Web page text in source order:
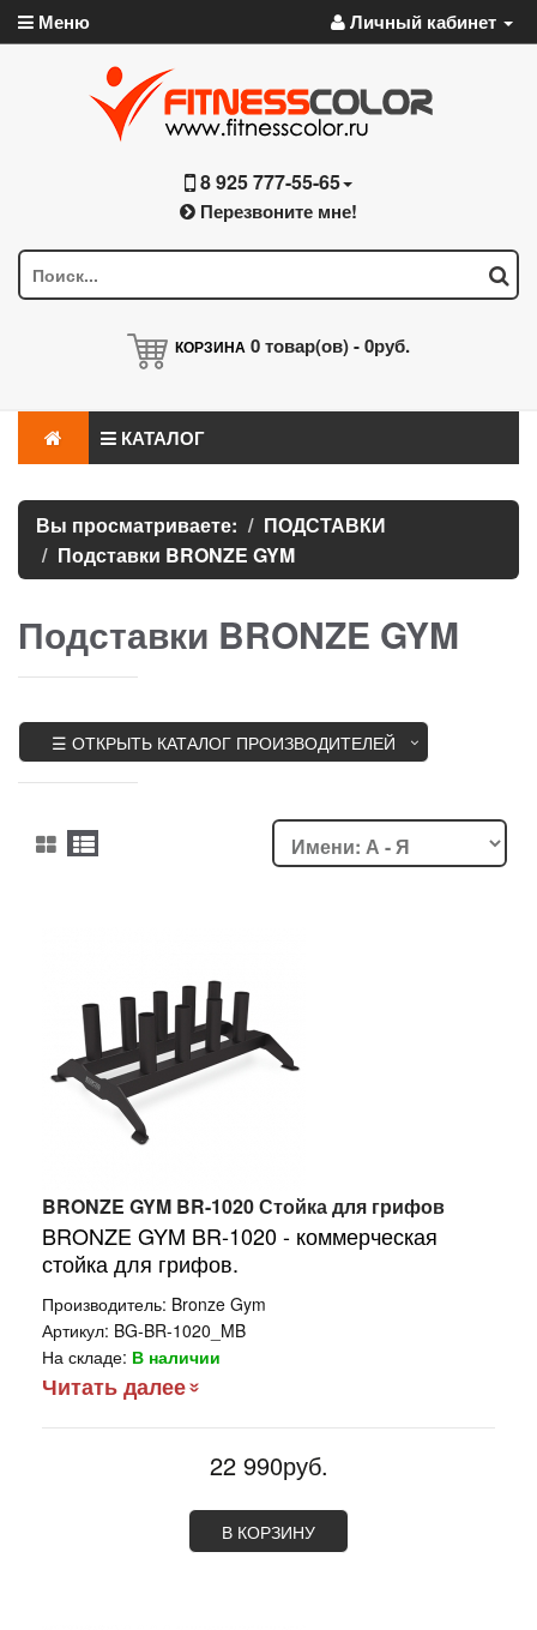
Меню Личный кабинет
8 925 777-55-65
Перезвоните мне!
КОРЗИНА 0товар(ов) -0руб.
КАТАЛОГ
Вы просматриваете:
ПОДСТАВКИ
Подставки BRONZE GYM
Подставки BRONZE GYM
☰ ОТКРЫТЬ КАТАЛОГ ПРОИЗВОДИТЕЛЕЙ
BRONZE GYM BR-1020 Стойка для грифов
BRONZE GYM BR-1020 - коммерческая
стойка для грифов.
Производитель: Bronze Gym
Артикул: BG-BR-1020_MB
На складе: В наличии
Читать далее
22 990руб.
В КОРЗИНУ